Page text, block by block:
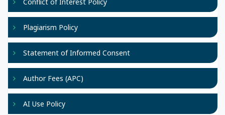
Plagiarism Policy
Statement of Informed Consent
Author Fees (APC)
AI Use Policy